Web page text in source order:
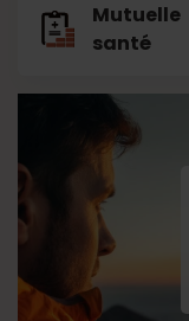
Mutuelle
santé